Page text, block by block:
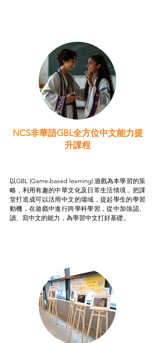
NCS非華語GBL全方位中文能力提
升課程
以GBL (Game-based learning) 遊戲為本學習的策
略，利用有趣的中華文化及日常生活情境，把課
堂打造成可以活用中文的場域，提起學生的學習
動機，在遊戲中進行跨學科學習，從中加強認、
讀、寫中文的能力，為學習中文打好基礎。